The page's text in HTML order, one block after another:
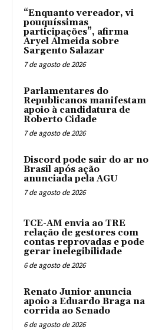
“Enquanto vereador, vi
pouquíssimas
participações”, afirma
Aryel Almeida sobre
Sargento Salazar
7 de agosto de 2026
Parlamentares do
Republicanos manifestam
apoio à candidatura de
Roberto Cidade
7 de agosto de 2026
Discord pode sair do ar no
Brasil após ação
anunciada pela AGU
7 de agosto de 2026
TCE-AM envia ao TRE
relação de gestores com
contas reprovadas e pode
gerar inelegibilidade
6 de agosto de 2026
Renato Junior anuncia
apoio a Eduardo Braga na
corrida ao Senado
6 de agosto de 2026